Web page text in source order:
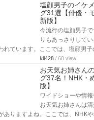
塩顔男子のイケ
グ31選【俳優・
新版】
今流行の塩顔男子
りもあっさりして
れています。ここでは、塩顔男
kii428 / 60 view
お天気お姉さん
グ37名！NHK・
版】
ワイドショーや情
お天気お姉さんは
ありますよね。ここでは、NHK